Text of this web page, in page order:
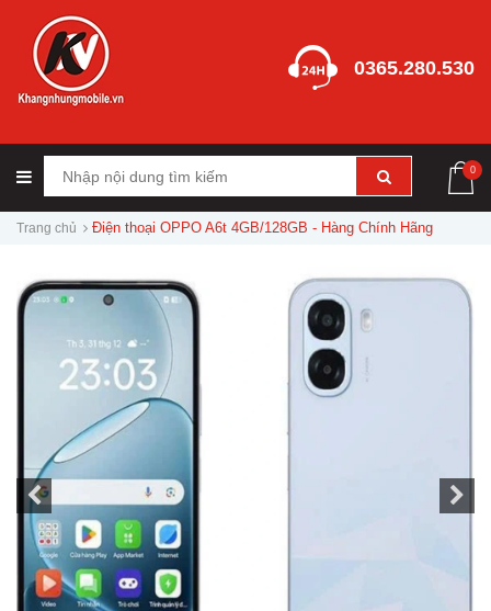
0365.280.530
0
Trang chủ Điện thoại OPPO A6t 4GB/128GB - Hàng Chính Hãng